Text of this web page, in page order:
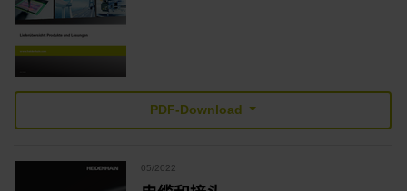
PDF-Download
05/2022